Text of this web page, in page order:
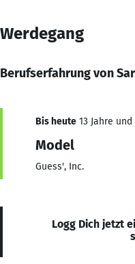
Werdegang
Berufserfahrung von
Bis heute 13 Jahre
Model
Guess', Inc.
Logg Dich jetzt